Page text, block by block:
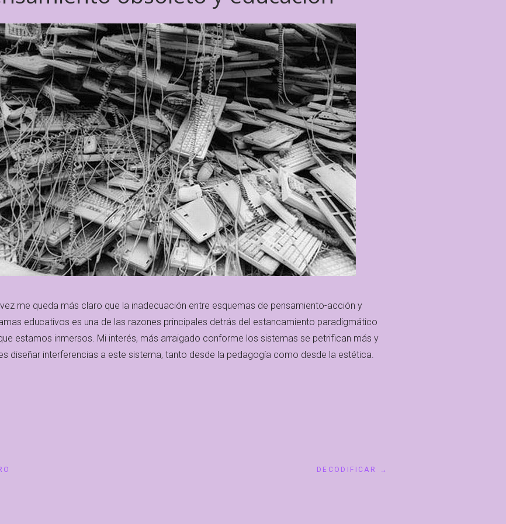
me queda más claro que la inadecuación entre esquemas de pensamiento-acción y
educativos es una de las razones principales detrás del estancamiento paradigmático
estamos inmersos. Mi interés, más arraigado conforme los sistemas se petrifican más y
diseñar interferencias a este sistema, tanto desde la pedagogía como desde la estética.
DECODIFICAR →